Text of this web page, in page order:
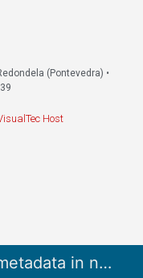
(Pontevedra) •
Host
Radio stream metadata in not available.